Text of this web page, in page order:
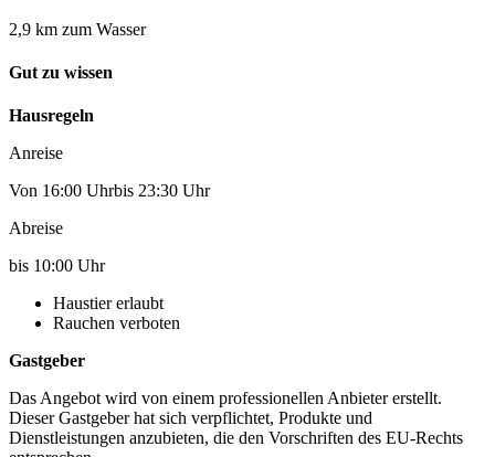
2,9 km zum Wasser
Gut zu wissen
Hausregeln
Anreise
Von 16:00 Uhrbis 23:30 Uhr
Abreise
bis 10:00 Uhr
Haustier erlaubt
Rauchen verboten
Gastgeber
Das Angebot wird von einem professionellen Anbieter erstellt.
Dieser Gastgeber hat sich verpflichtet, Produkte und
Dienstleistungen anzubieten, die den Vorschriften des EU-Rechts